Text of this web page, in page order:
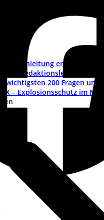
erstellen – ein
Redaktionsleitfaden
wichtigsten 200 Fragen und
– Explosionsschutz im